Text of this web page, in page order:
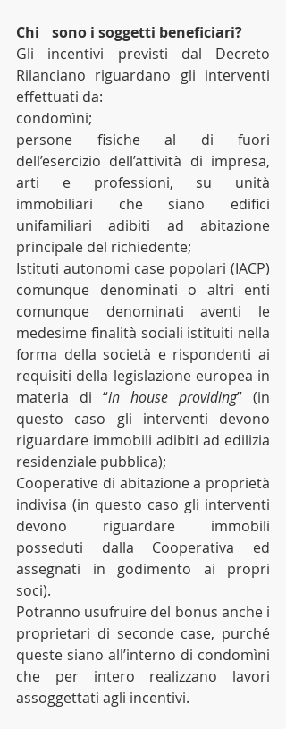
Chi 	sono i soggetti beneficiari?
Gli incentivi previsti dal Decreto
Rilanciano riguardano gli interventi
effettuati da:
condomìni;
persone fisiche al di fuori
dell’esercizio dell’attività di impresa,
arti e professioni, su unità
immobiliari che siano edifici
unifamiliari adibiti ad abitazione
principale del richiedente;
Istituti autonomi case popolari (IACP)
comunque denominati o altri enti
comunque denominati aventi le
medesime finalità sociali istituiti nella
forma della società e rispondenti ai
requisiti della legislazione europea in
materia di “in house providing” (in
questo caso gli interventi devono
riguardare immobili adibiti ad edilizia
residenziale pubblica);
Cooperative di abitazione a proprietà
indivisa (in questo caso gli interventi
devono riguardare immobili
posseduti dalla Cooperativa ed
assegnati in godimento ai propri
soci).
Potranno usufruire del bonus anche i
proprietari di seconde case, purché
queste siano all’interno di condomìni
che per intero realizzano lavori
assoggettati agli incentivi.